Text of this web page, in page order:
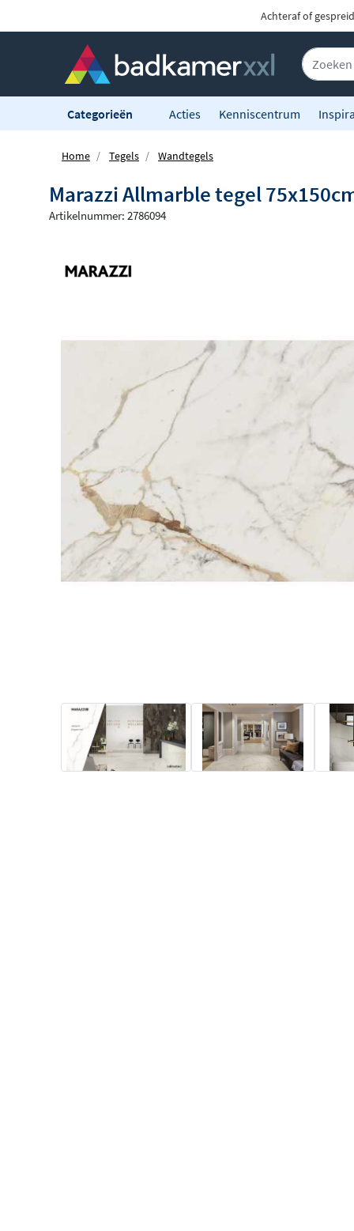
Achteraf of
Categorieën Acties Kenniscentrum
Home Tegels Wandtegels
Marazzi Allmarble tegel
Artikelnummer: 2786094